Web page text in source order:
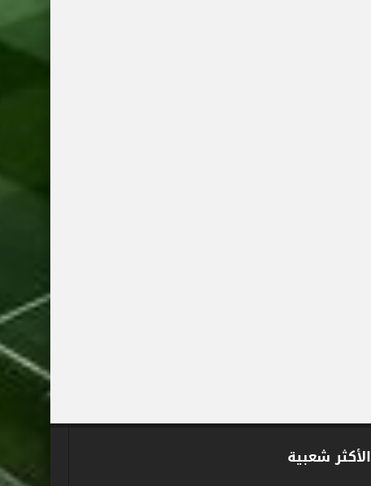
الأكثر شعبية